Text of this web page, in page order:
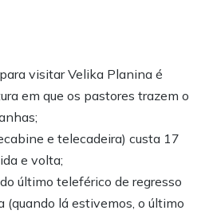
visitar Velika Planina é
em que os pastores trazem o
e telecadeira) custa 17
e volta;
último teleférico de regresso
(quando lá estivemos, o último